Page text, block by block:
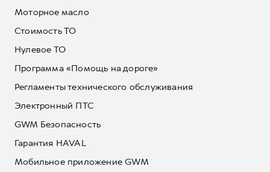
Моторное масло
Стоимость ТО
Нулевое ТО
Программа «Помощь на дороге»
Регламенты технического обслуживания
Электронный ПТС
GWM Безопасность
Гарантия HAVAL
Мобильное приложение GWM